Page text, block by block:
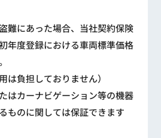
難にあった場合、当社契約保険
年度登録における車両標準価格
は負担しておりません）
はカーナビゲーション等の機器
ものに関しては保証できます